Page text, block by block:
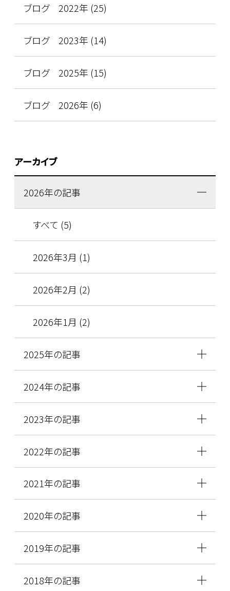
ブログ 2022年 (25)
ブログ 2023年 (14)
ブログ 2025年 (15)
ブログ 2026年 (6)
アーカイブ
2026年の記事
すべて (5)
2026年3月 (1)
2026年2月 (2)
2026年1月 (2)
2025年の記事
2024年の記事
2023年の記事
2022年の記事
2021年の記事
2020年の記事
2019年の記事
2018年の記事